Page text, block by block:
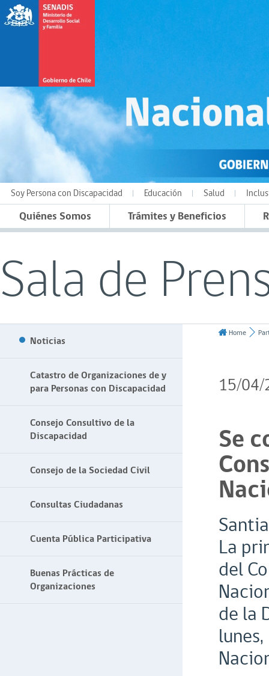
Soy Persona con Discapacidad Educación Salud
Quiénes Somos Trámites y Beneficios
Sala de
Noticias
Catastro de Organizaciones de y
para Personas con Discapacidad
Consejo Consultivo de la
Discapacidad
Consejo de la Sociedad Civil
Consultas Ciudadanas
Cuenta Pública Participativa
Buenas Prácticas de
Organizaciones
Home
15/
Se
La
del
de la